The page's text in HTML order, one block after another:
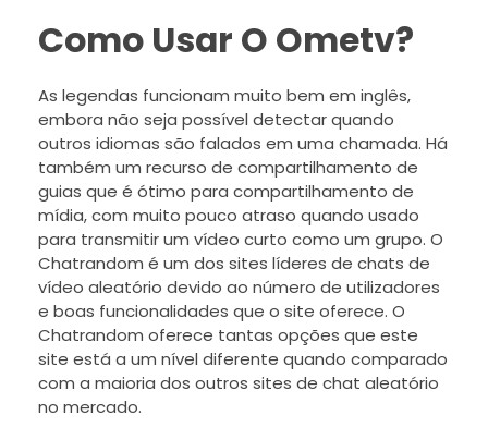
Como Usar O Ometv?
As legendas funcionam muito bem em inglês,
embora não seja possível detectar quando
outros idiomas são falados em uma chamada. Há
também um recurso de compartilhamento de
guias que é ótimo para compartilhamento de
mídia, com muito pouco atraso quando usado
para transmitir um vídeo curto como um grupo. O
Chatrandom é um dos sites líderes de chats de
vídeo aleatório devido ao número de utilizadores
e boas funcionalidades que o site oferece. O
Chatrandom oferece tantas opções que este
site está a um nível diferente quando comparado
com a maioria dos outros sites de chat aleatório
no mercado.